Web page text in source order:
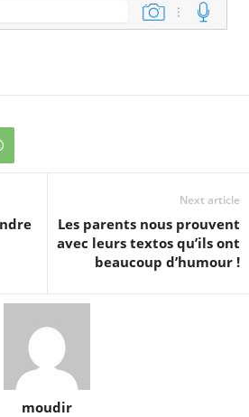
Next article
Les parents nous prouvent
avec leurs textos qu’ils ont
beaucoup d’humour !
moudir